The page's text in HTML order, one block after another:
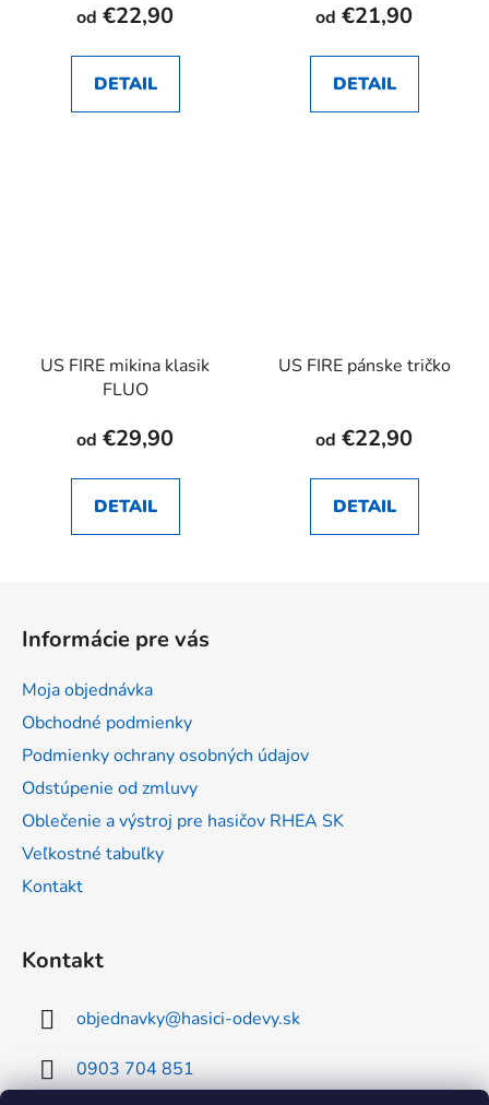
od €22,90
DETAIL
od €21,90
DETAIL
US FIRE mikina klasik
FLUO
od €29,90
DETAIL
US FIRE pánske tričko
od €22,90
DETAIL
Informácie pre vás
Moja objednávka
Obchodné podmienky
Podmienky ochrany osobných údajov
Odstúpenie od zmluvy
Oblečenie a výstroj pre hasičov RHEA SK
Veľkostné tabuľky
Kontakt
Kontakt
objednavky@hasici-odevy.sk
0903 704 851